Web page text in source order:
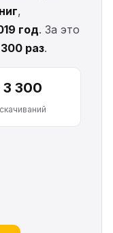
,
год. За это
раз.
3 300
скачиваний